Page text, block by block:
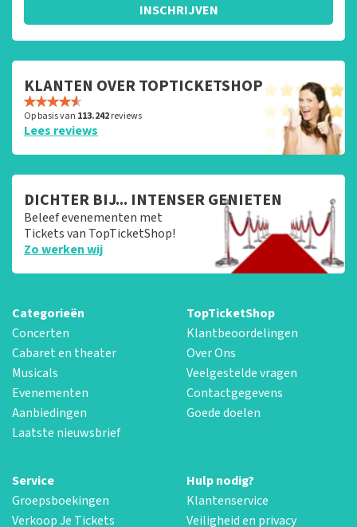
INSCHRIJVEN
KLANTEN OVER TOPTICKETSHOP
Op basis van 113.242reviews
Lees reviews
DICHTER BIJ... INTENSER GENIETEN
Beleef evenementen met
Tickets van TopTicketShop!
Zo werken wij
Categorieën
Concerten
Cabaret en theater
Musicals
Evenementen
Aanbiedingen
Laatste nieuwsbrief
TopTicketShop
Klantbeoordelingen
Over Ons
Veelgestelde vragen
Contactgegevens
Goede doelen
Service
Groepsboekingen
Verkoop Je Tickets
Hulp nodig?
Klantenservice
Veiligheid en privacy